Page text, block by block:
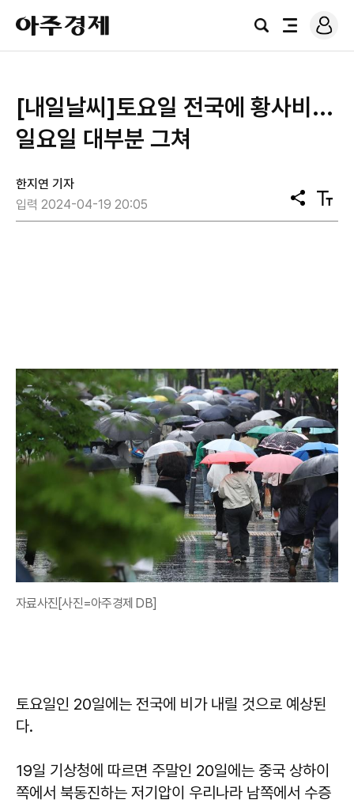
아
주
경
검
전
로
그
[내일날씨]토요일 전국에 황사비...
일요일 대부분 그쳐
한지연 기자
입력 2024-04-19 20:05
공
유
텍
스
자료사진[사진=아주경제 DB]
토요일인 20일에는 전국에 비가 내릴 것으로 예상된
다.
19일 기상청에 따르면 주말인 20일에는 중국 상하이
쪽에서 북동진하는 저기압이 우리나라 남쪽에서 수증